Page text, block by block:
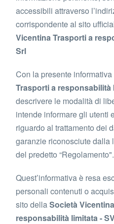
accessibili attraverso
corrispondente al sito
Vicentina Trasporti a
Srl
Con la presente
Trasporti a responsabilità
descrivere le modalità di
intende informare gli utenti
riguardo al trattamento dei
garanzie riconosciute dalla
del predetto “Regolamento".
Quest’informativa è resa
personali contenuti o
sito dellaSocietà
responsabilità limitata -